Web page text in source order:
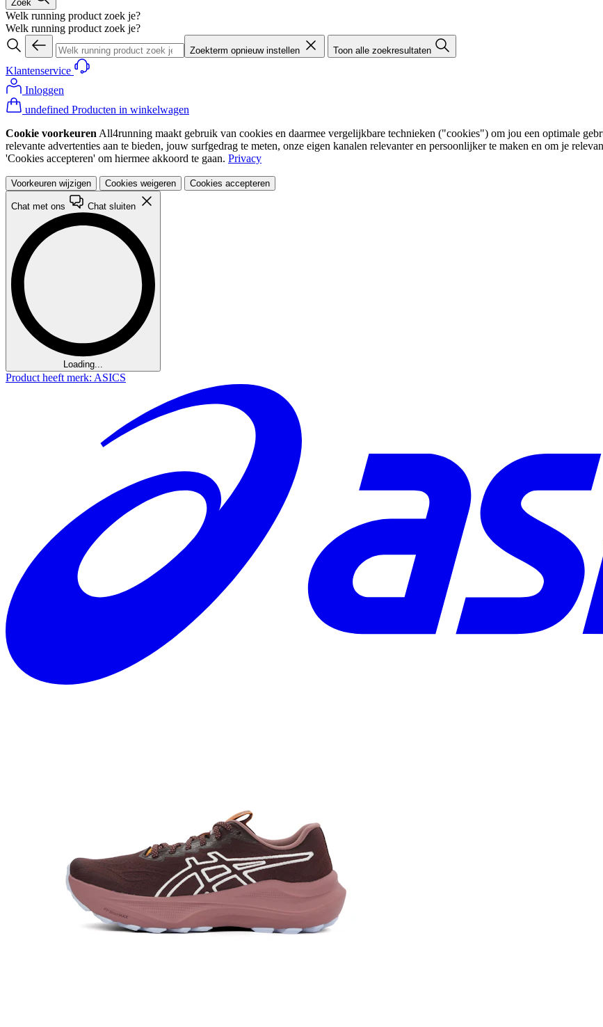
Zoek
Welk running product zoek je?
Welk running product zoek je?
Zoekterm opnieuw instellen Toon alle zoekresultaten
Klantenservice
Inloggen
undefined Producten in winkelwagen
Cookie voorkeuren All4running maakt gebruik van cookies en daarmee vergelijkbare technieken ("cookies") om jou een optimale
relevante advertenties aan te bieden, jouw surfgedrag te meten, onze eigen kanalen relevanter en persoonlijker te maken en om je
'Cookies accepteren' om hiermee akkoord te gaan. Privacy
Voorkeuren wijzigen Cookies weigeren Cookies accepteren
Chat met ons Chat sluiten
Loading...
Product heeft merk: ASICS